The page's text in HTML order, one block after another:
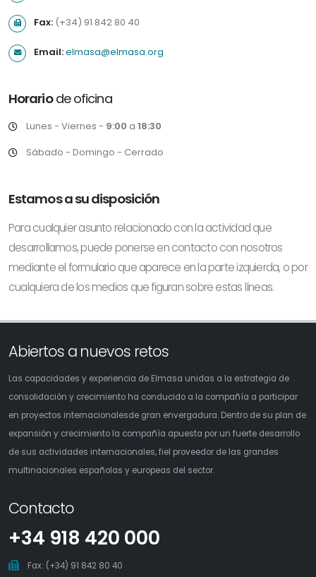
Fax: (+34) 91 842 80 40
Email:elmasa@elmasa.org
Horariode oficina
Lunes - Viernes - 9:00 a 18:30
Sábado - Domingo - Cerrado
Estamos a su disposición
Para cualquier asunto relacionado con la actividad que
desarrollamos, puede ponerse en contacto con nosotros
mediante el formulario que aparece en la parte izquierda, o por
cualquiera de los medios que figuran sobre estas líneas.
Abiertos a nuevos retos
Las capacidades y experiencia de Elmasa unidas a la estrategia de
consolidación y crecimiento ha conducido a la compañía a participar
en proyectos internacionalesde gran envergadura. Dentro de su plan de
expansión y crecimiento la compañía apuesta por un fuerte desarrollo
de sus actividades internacionales, fiel proveedor de las grandes
multinacionales españolas y europeas del sector.
Contacto
+34 918 420 000
Fax: (+34) 91 842 80 40